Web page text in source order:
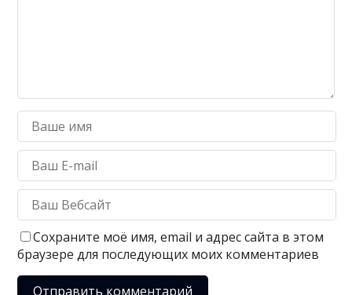
Сохраните моё имя, email и адрес сайта в этом
браузере для последующих моих комментариев